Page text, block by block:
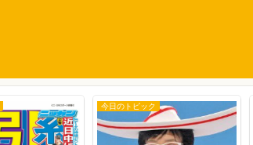
今日のトピック